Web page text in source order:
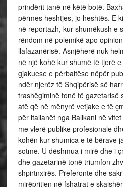
prindërit tanë në këtë botë.
përmes heshtjes, jo heshtës. E
në reportazh, kur shumëkush e
rëndom në polemikë apo
llafazanërisë. Asnjëherë nuk
në një kohë kur shumë të tjerë
gjakuese e përbaltëse nëpër
ndër njerëz të Shqipërisë së
trashëgiminë tonë të gazetarisë
atë që në mënyrë vetjake e të
për italianët nga Ballkani në
me vlerë publike profesionale
kohën kur shumica e të bërave
sotme. U dëshmua i mirë dhe i
dhe gazetarinë tonë triumfon
shpirtnxirës. Preferonte dhe
mirëpritjen në fshatrat e